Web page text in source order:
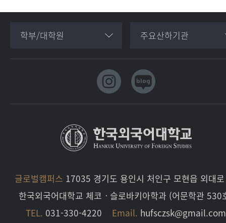
학부/대학원 주요산하기관
글로벌캠퍼스 17035 경기도 용인시 처인구 모현읍 외대
한국외국어대학교 체코ㆍ슬로바키아학과 (어문학관 530
TEL. 031-330-4220 Email. hufsczsk@gmail.com